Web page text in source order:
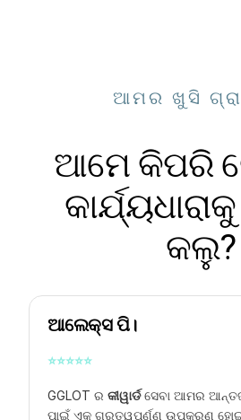
ଆମର ଖୁସି
ଆମେ କିପରି
କଲୁ?
ଆଲେକ୍ସ ପି।
⭐⭐⭐⭐⭐
GGLOT ରକୀୱାର୍ଡସେବା ଆମର
ପାଇଁ ଏକ ଗୁରୁତ୍ୱପୂର୍ଣ୍ଣ ଉପକରଣ